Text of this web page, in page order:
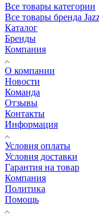
Все товары категории
Все товары бренда
Каталог
Бренды
Компания
О компании
Новости
Команда
Отзывы
Контакты
Информация
Условия оплаты
Условия доставки
Гарантия на товар
Компания
Политика
Помощь